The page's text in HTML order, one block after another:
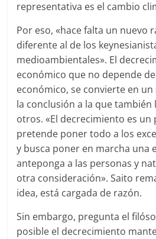
representativa es el cambio
Por eso, «hace falta un nuevo
diferente al de los
medioambientales». El
económico que no depende
económico, se convierte en un
la conclusión a la que también
otros. «El decrecimiento es un
pretende poner todo a los
y busca poner en marcha una
anteponga a las personas y
otra consideración». Saito
idea, está cargada de razón.
Sin embargo, pregunta el
posible el decrecimiento